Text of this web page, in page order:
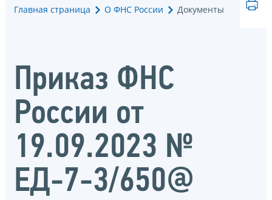
Главная страница О ФНС России Документы
Приказ ФНС
России от
19.09.2023 №
ЕД-7-3/650@